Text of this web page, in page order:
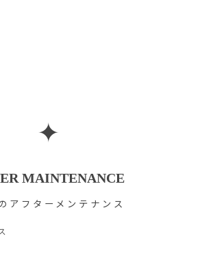
✦
MAINTENANCE
アフターメンテナンス